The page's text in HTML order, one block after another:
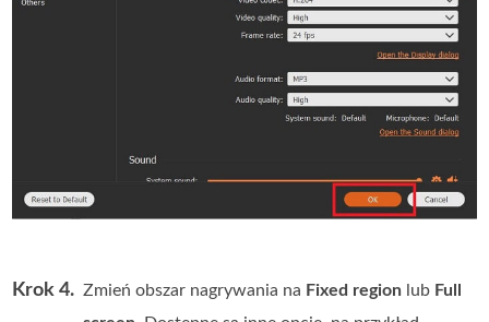
Krok 4. Zmień obszar nagrywania na Fixed region lub Full